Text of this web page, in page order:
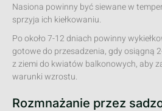
Nasiona powinny być siewane w
sprzyja ich kiełkowaniu.
Po około 7-12 dniach powinny
gotowe do przesadzenia, gdy osiągną
z ziemi do kwiatów balkonowych, aby
warunki wzrostu.
Rozmnażanie przez